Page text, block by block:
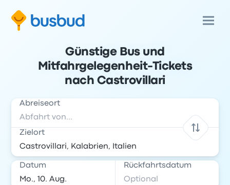
Günstige Bus und
Mitfahrgelegenheit-Tickets
nach Castrovillari
Abreiseort
Zielort
Datum Rückfahrtsdatum